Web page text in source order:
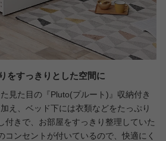
をすっきりとした空間に
見た目の『Pluto(プルート)』収納付き
え、ベッド下には衣類などをたっぷり
付きで、お部屋をすっきり整理していた
コンセントが付いているので、快適にく